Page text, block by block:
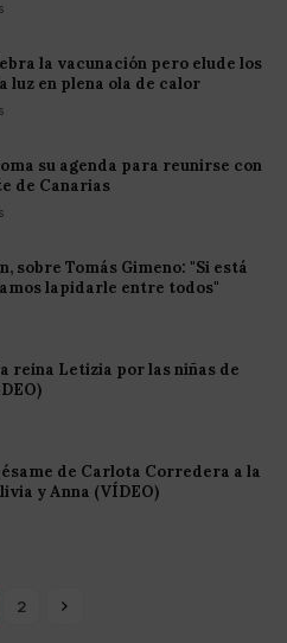
la vacunación pero elude los
luz en plena ola de calor
su agenda para reunirse con
de Canarias
sobre Tomás Gimeno: "Si está
lapidarle entre todos"
reina Letizia por las niñas de
de Carlota Corredera a la
y Anna (VÍDEO)
2